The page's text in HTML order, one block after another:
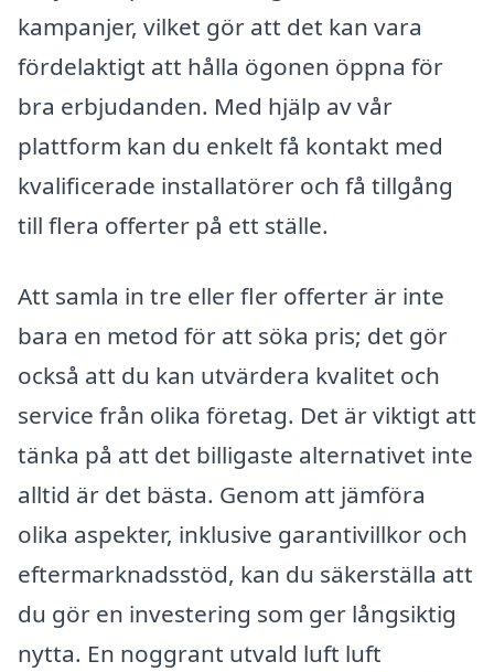
kampanjer, vilket gör att det kan vara
fördelaktigt att hålla ögonen öppna för
bra erbjudanden. Med hjälp av vår
plattform kan du enkelt få kontakt med
kvalificerade installatörer och få tillgång
till flera offerter på ett ställe.
Att samla in tre eller fler offerter är inte
bara en metod för att söka pris; det gör
också att du kan utvärdera kvalitet och
service från olika företag. Det är viktigt att
tänka på att det billigaste alternativet inte
alltid är det bästa. Genom att jämföra
olika aspekter, inklusive garantivillkor och
eftermarknadsstöd, kan du säkerställa att
du gör en investering som ger långsiktig
nytta. En noggrant utvald luft luft